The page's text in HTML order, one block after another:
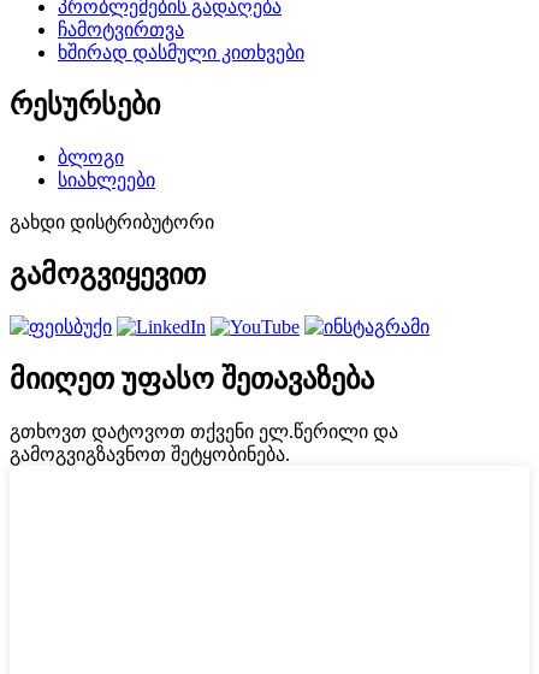
პრობლემების გადაღება
ჩამოტვირთვა
ხშირად დასმული კითხვები
რესურსები
ბლოგი
სიახლეები
გახდი დისტრიბუტორი
გამოგვიყევით
მიიღეთ უფასო შეთავაზება
გთხოვთ დატოვოთ თქვენი ელ.წერილი და
გამოგვიგზავნოთ შეტყობინება.